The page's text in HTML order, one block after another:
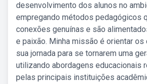
desenvolvimento dos alunos no
empregando métodos pedagógicos
conexões genuínas e são
e paixão. Minha missão é orientar
sua jornada para se tornarem uma
utilizando abordagens educacionais
pelas principais instituições